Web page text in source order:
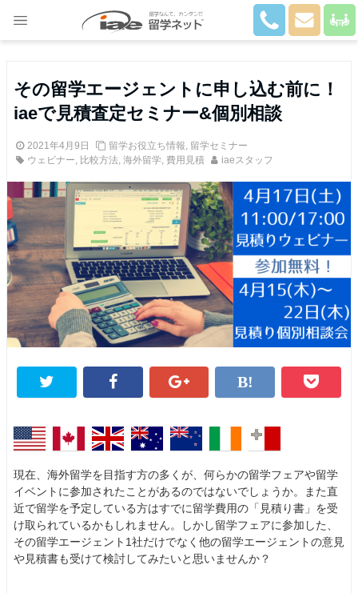
その留学エージェントに申し込む前に！
iaeで見積査定セミナー&個別相談
2021年4月9日 留学お役立ち情報, 留学セミナー
ウェビナー, 比較方法, 海外留学, 費用見積 iaeスタッフ
現在、海外留学を目指す方の多くが、何らかの留学フェアや留学
イベントに参加されたことがあるのではないでしょうか。また直
近で留学を予定している方はすでに留学費用の「見積り書」を受
け取られているかもしれません。しかし留学フェアに参加した、
その留学エージェント1社だけでなく他の留学エージェントの意見
や見積書も受けて検討してみたいと思いませんか？